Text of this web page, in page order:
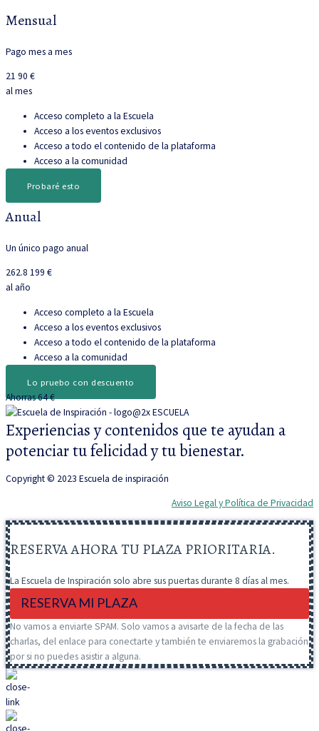
Mensual
Pago mes a mes
21 90 €
al mes
Acceso completo a la Escuela
Acceso a los eventos exclusivos
Acceso a todo el contenido de la plataforma
Acceso a la comunidad
Probaré esto
Anual
Un único pago anual
262.8 199 €
al año
Acceso completo a la Escuela
Acceso a los eventos exclusivos
Acceso a todo el contenido de la plataforma
Acceso a la comunidad
Lo pruebo con descuento
Ahorras 64 €
Experiencias y contenidos que te ayudan a
potenciar tu felicidad y tu bienestar.
Copyright © 2023 Escuela de inspiración
Aviso Legal y Política de Privacidad
RESERVA AHORA TU PLAZA PRIORITARIA.
La Escuela de Inspiración solo abre sus puertas durante 8 días al mes.
RESERVA MI PLAZA
No vamos a enviarte SPAM. Solo vamos a avisarte de la fecha de las
charlas, del enlace para conectarte y también te enviaremos la grabación
por si no puedes asistir a alguna.